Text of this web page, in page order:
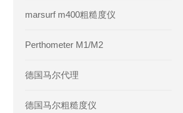
marsurf m400粗糙度仪
Perthometer M1/M2
德国马尔代理
德国马尔粗糙度仪